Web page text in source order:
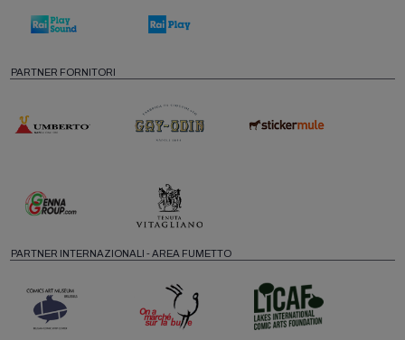
PARTNER FORNITORI
PARTNER INTERNAZIONALI - AREA FUMETTO